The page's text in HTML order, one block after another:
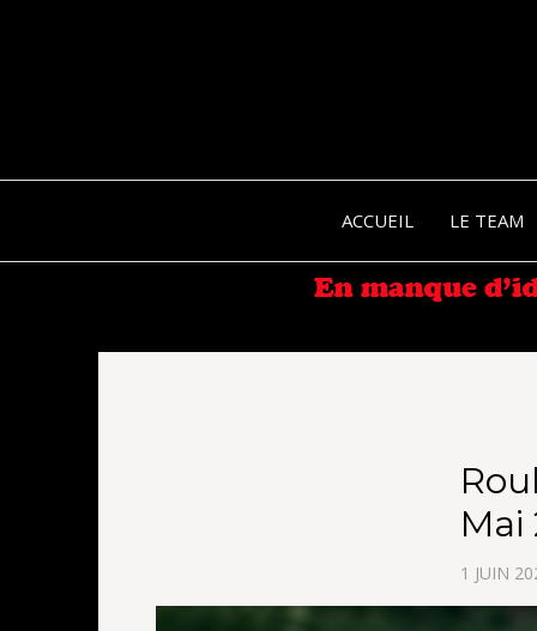
ACCUEIL LE TEAM
Mai
1 JUIN